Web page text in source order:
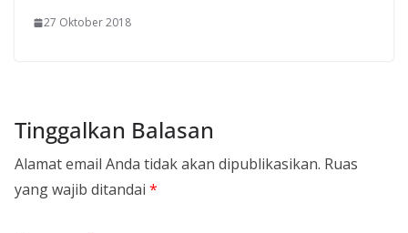
27 Oktober 2018
Tinggalkan Balasan
Alamat email Anda tidak akan dipublikasikan. Ruas
yang wajib ditandai *